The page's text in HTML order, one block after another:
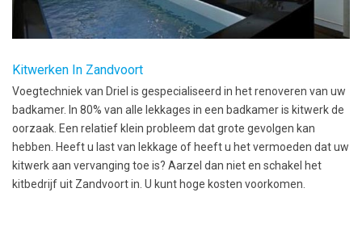
Kitwerken In Zandvoort
Voegtechniek van Driel is gespecialiseerd in het renoveren van uw
badkamer. In 80% van alle lekkages in een badkamer is kitwerk de
oorzaak. Een relatief klein probleem dat grote gevolgen kan
hebben. Heeft u last van lekkage of heeft u het vermoeden dat uw
kitwerk aan vervanging toe is? Aarzel dan niet en schakel het
kitbedrijf uit Zandvoort in. U kunt hoge kosten voorkomen.